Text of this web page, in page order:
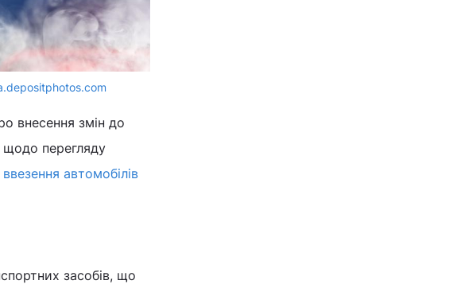
внесення змін до
щодо перегляду
ввезення автомобілів
засобів, що